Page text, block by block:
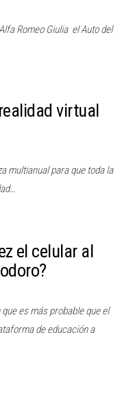
Romeo Giulia el Auto del
virtual
multianual para que toda la
el celular al
es más probable que el
de educación a